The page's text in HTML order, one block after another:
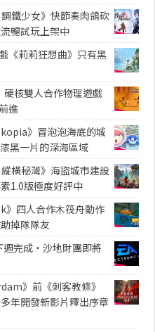
鐵少女》快節奏肉鴿砍
暢試玩上架中
《莉莉狂想曲》只有黑
核雙人合作物理遊戲
進
》冒泡泡海底的城
黑一片的深海區域
橫秘灣》海盜城市建設
1.0版極度好評中
》四人合作木筏舟動作
掉隊隊友
週完成・沙地財團即將
》前《刺客教條》
年開發新影片釋出序章